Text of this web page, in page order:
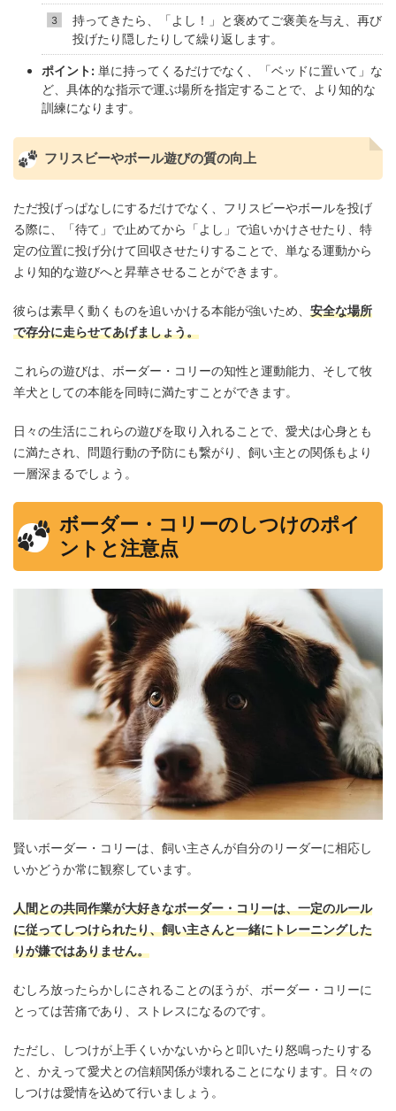
持ってきたら、「よし！」と褒めてご褒美を与え、再び
投げたり隠したりして繰り返します。
ポイント: 単に持ってくるだけでなく、「ベッドに置いて」な
ど、具体的な指示で運ぶ場所を指定することで、より知的な
訓練になります。
フリスビーやボール遊びの質の向上
ただ投げっぱなしにするだけでなく、フリスビーやボールを投げ
る際に、「待て」で止めてから「よし」で追いかけさせたり、特
定の位置に投げ分けて回収させたりすることで、単なる運動から
より知的な遊びへと昇華させることができます。
彼らは素早く動くものを追いかける本能が強いため、 安全な場所
で存分に走らせてあげましょう。
これらの遊びは、ボーダー・コリーの知性と運動能力、そして牧
羊犬としての本能を同時に満たすことができます。
日々の生活にこれらの遊びを取り入れることで、愛犬は心身とも
に満たされ、問題行動の予防にも繋がり、飼い主との関係もより
一層深まるでしょう。
ボーダー・コリーのしつけのポイ
ントと注意点
賢いボーダー・コリーは、飼い主さんが自分のリーダーに相応し
いかどうか常に観察しています。
人間との共同作業が大好きなボーダー・コリーは、一定のルール
に従ってしつけられたり、飼い主さんと一緒にトレーニングした
りが嫌ではありません。
むしろ放ったらかしにされることのほうが、ボーダー・コリーに
とっては苦痛であり、ストレスになるのです。
ただし、しつけが上手くいかないからと叩いたり怒鳴ったりする
と、かえって愛犬との信頼関係が壊れることになります。日々の
しつけは愛情を込めて行いましょう。